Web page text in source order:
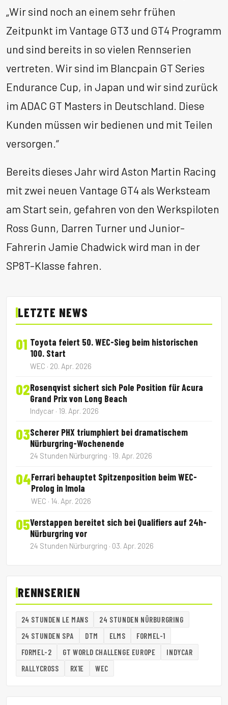
„Wir sind noch an einem sehr frühen
Zeitpunkt im Vantage GT3 und GT4 Programm
und sind bereits in so vielen Rennserien
vertreten. Wir sind im Blancpain GT Series
Endurance Cup, in Japan und wir sind zurück
im ADAC GT Masters in Deutschland. Diese
Kunden müssen wir bedienen und mit Teilen
versorgen.“
Bereits dieses Jahr wird Aston Martin Racing
mit zwei neuen Vantage GT4 als Werksteam
am Start sein, gefahren von den Werkspiloten
Ross Gunn, Darren Turner und Junior-
Fahrerin Jamie Chadwick wird man in der
SP8T-Klasse fahren.
LETZTE NEWS
01 Toyota feiert 50. WEC-Sieg beim historischen
100. Start
WEC · 20. Apr. 2026
02Rosenqvist sichert sich Pole Position für Acura
Grand Prix von Long Beach
Indycar · 19. Apr. 2026
03Scherer PHX triumphiert bei dramatischem
Nürburgring-Wochenende
24 Stunden Nürburgring · 19. Apr. 2026
04Ferrari behauptet Spitzenposition beim WEC-
Prolog in Imola
WEC · 14. Apr. 2026
05Verstappen bereitet sich bei Qualifiers auf 24h-
Nürburgring vor
24 Stunden Nürburgring · 03. Apr. 2026
RENNSERIEN
24 STUNDEN LE MANS
24 STUNDEN NÜRBURGRING
24 STUNDEN SPA
DTM ELMS
FORMEL-1
FORMEL-2
GT WORLD CHALLENGE EUROPE
INDYCAR
RALLYCROSS
RX1E WEC